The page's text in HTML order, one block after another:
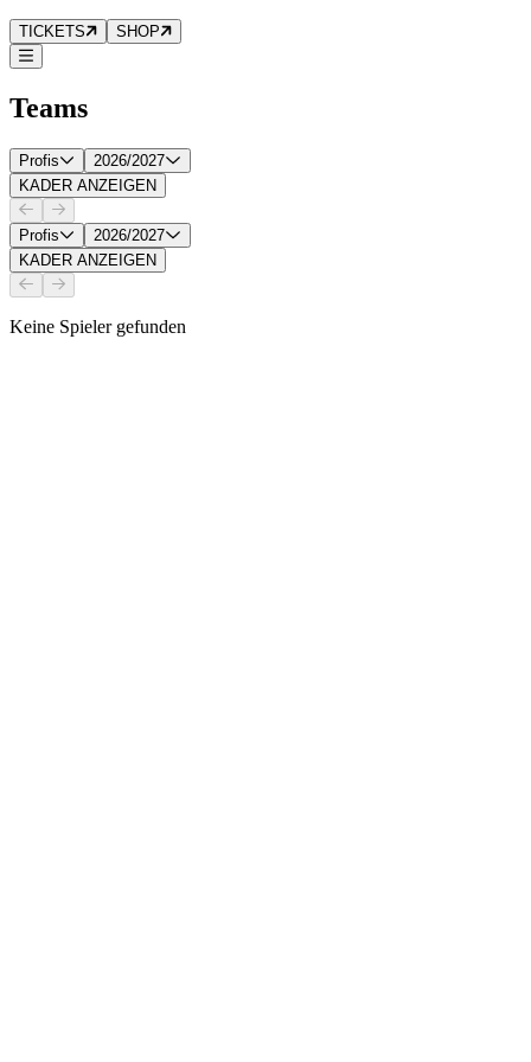
TICKETS SHOP
Teams
Profis
2026/2027
KADER ANZEIGEN
Profis
2026/2027
KADER ANZEIGEN
Keine Spieler gefunden